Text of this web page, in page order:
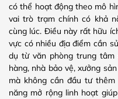
có thể hoạt động theo mô
vai trò trạm chính có khả
cùng lúc. Điều này rất hữu
vực có nhiều địa điểm cần
dụ từ văn phòng trung
hàng, nhà bảo vệ, xưởng
mà không cần đầu tư
năng mở rộng linh hoạt